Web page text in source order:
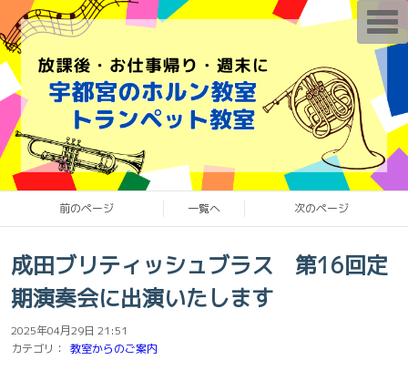
前のページ 一覧へ 次のページ
成田ブリティッシュブラス 第16回定
期演奏会に出演いたします
2025年04月29日 21:51
カテゴリ：
教室からのご案内
T
o
g
e
n
v
g
a
i